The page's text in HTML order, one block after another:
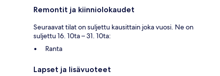
Remontit ja kiinniolokaudet
Seuraavat tilat on suljettu kausittain joka vuosi. Ne on
suljettu 16. 10ta – 31. 10ta:
Ranta
Lapset ja lisävuoteet